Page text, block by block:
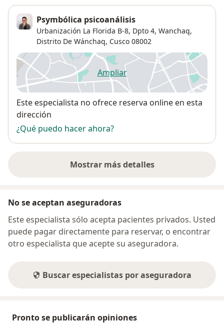
Psymbólica psicoanálisis
Urbanización La Florida B-8, Dpto 4, Wanchaq,
Distrito De Wánchaq, Cusco 08002
Ampliarse abre en una nueva
Disponibilidad
Este especialista no ofrece reserva online en esta
dirección
¿Qué puedo hacer ahora?
Mostrar más detalles
sobre la dirección
No se aceptan aseguradoras
Este especialista sólo acepta pacientes privados. Usted
puede pagar directamente para reservar, o encontrar
otro especialista que acepte su aseguradora.
Buscar especialistas por aseguradora
Pronto se publicarán opiniones